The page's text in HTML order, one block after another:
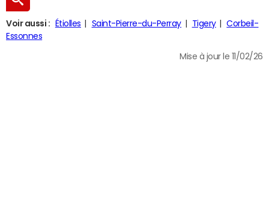
Voir aussi : Étiolles Saint-Pierre-du-Perray Tigery
Corbeil-
Essonnes
Mise à jour le 11/02/26